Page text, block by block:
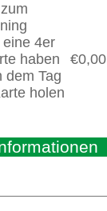
4er
haben
dem Tag
holen
€0,00